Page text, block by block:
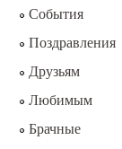
События
Поздравления
Друзьям
Любимым
Брачные